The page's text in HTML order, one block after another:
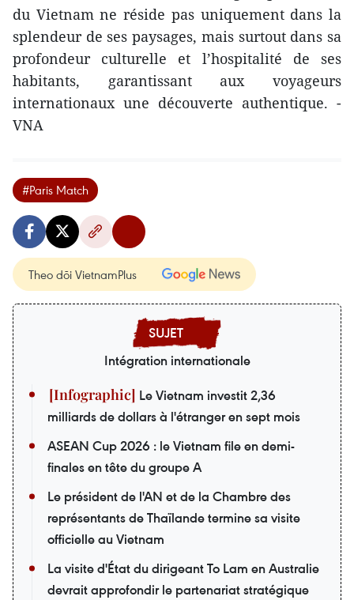
du Vietnam ne réside pas uniquement dans la
splendeur de ses paysages, mais surtout dans sa
profondeur culturelle et l’hospitalité de ses
habitants, garantissant aux voyageurs
internationaux une découverte authentique. -
VNA
#Paris Match
Theo dõi VietnamPlus
Intégration internationale
Le Vietnam investit 2,36
milliards de dollars à l'étranger en sept mois
ASEAN Cup 2026 : le Vietnam file en demi-
finales en tête du groupe A
Le président de l'AN et de la Chambre des
représentants de Thaïlande termine sa visite
officielle au Vietnam
La visite d'État du dirigeant To Lam en Australie
devrait approfondir le partenariat stratégique